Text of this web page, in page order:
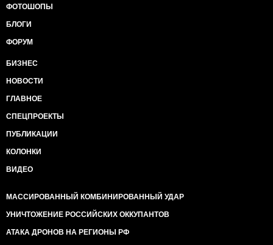
ФОТОШОПЫ
БЛОГИ
ФОРУМ
БИЗНЕС
НОВОСТИ
ГЛАВНОЕ
СПЕЦПРОЕКТЫ
ПУБЛИКАЦИИ
КОЛОНКИ
ВИДЕО
МАССИРОВАННЫЙ КОМБИНИРОВАННЫЙ УДАР
УНИЧТОЖЕНИЕ РОССИЙСКИХ ОККУПАНТОВ
АТАКА ДРОНОВ НА РЕГИОНЫ РФ